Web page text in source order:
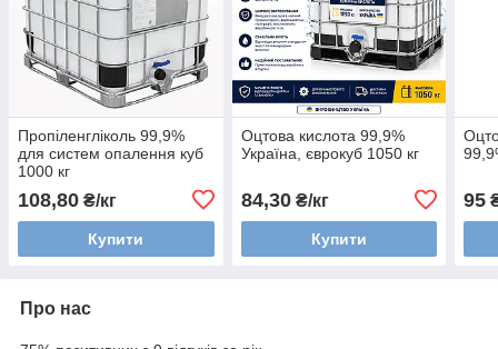
Пропіленгліколь 99,9%
для систем опалення куб
1000 кг
108,80 ₴/кг
Купити
Оцтова кислота 99,9%
Україна, єврокуб 1050 кг
84,30₴/кг
Купити
95
Про нас